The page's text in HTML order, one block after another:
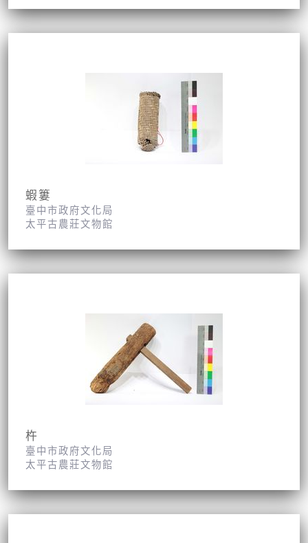
蝦簍
臺中市政府文化局
太平古農莊文物館
杵
臺中市政府文化局
太平古農莊文物館